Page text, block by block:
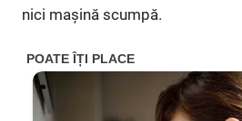
nici mașină scumpă.